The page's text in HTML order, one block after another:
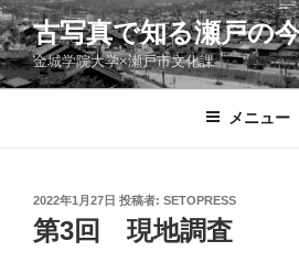
コ
ン
テ
ン
古写真で知る瀬戸の
金城学院大学×瀬戸市文化課
メニュー
投
稿
日:
2022年1月27日 投稿者: SETOPRESS
第3回 現地調査